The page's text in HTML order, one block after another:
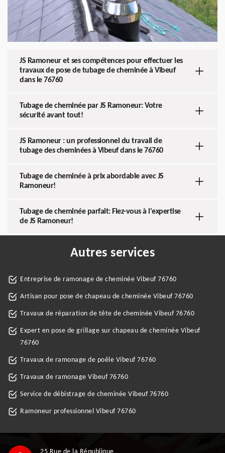
JS Ramoneur et ses compétences pour effectuer les
travaux de pose de tubage de cheminée à Vibeuf
dans le 76760
Tubage de cheminée par JS Ramoneur: Votre
sécurité avant tout!
JS Ramoneur : un professionnel du travail de
tubage des cheminées à Vibeuf dans le 76760
Tubage de cheminée à prix abordable avec JS
Ramoneur!
Tubage de cheminée parfait: Fiez-vous à l'expertise
de JS Ramoneur!
Autres services
Entreprise de ramonage de cheminée Vibeuf 76760
Artisan pour pose de chapeau de cheminée Vibeuf 76760
Travaux de réparation de tête de cheminée Vibeuf 76760
Expert en pose de grillage sur chapeau de cheminée Vibeuf
76760
Travaux de ramonage de poêle Vibeuf 76760
Travaux de ramonage Vibeuf 76760
Service de débistrage de cheminée Vibeuf 76760
Ramoneur professionnel Vibeuf 76760